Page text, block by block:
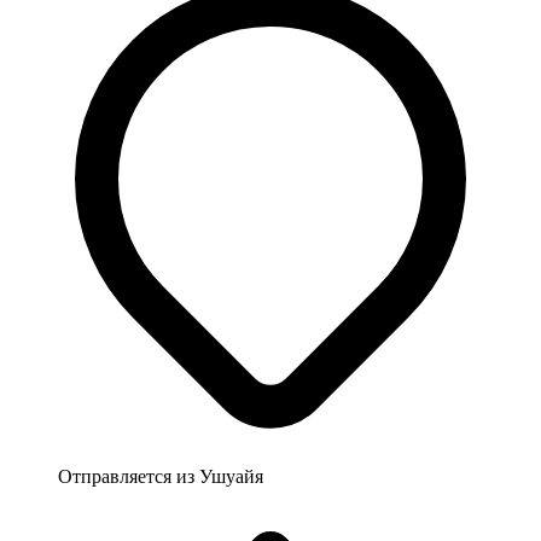
Отправляется из Ушуайя